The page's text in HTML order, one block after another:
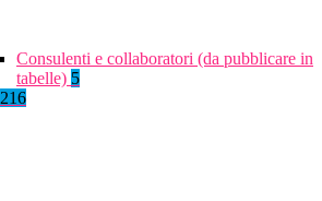
Consulenti e collaboratori (da pubblicare in
tabelle) 5
216